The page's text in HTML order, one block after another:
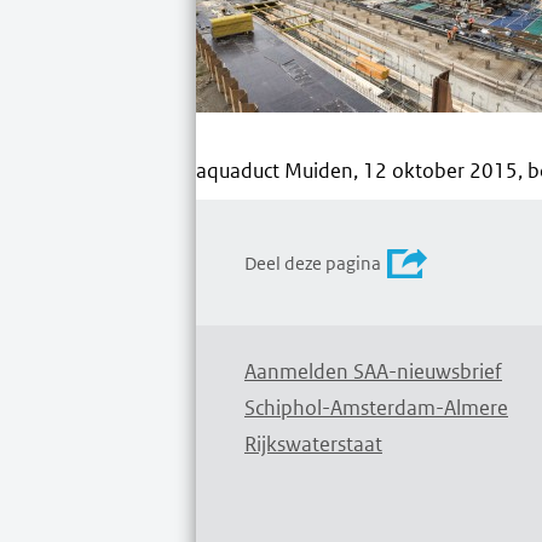
aquaduct Muiden, 12 oktober 2015,
Deel deze pagina
Aanmelden SAA-nieuwsbrief
Schiphol-Amsterdam-Almere
Rijkswaterstaat